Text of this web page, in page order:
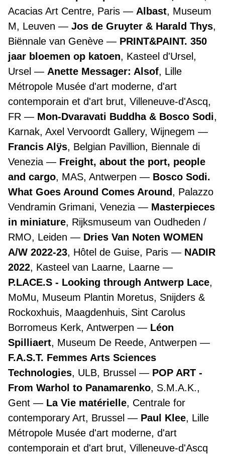
Acacias Art Centre, Paris
Albast, Museum
M, Leuven
Jos de Gruyter & Harald Thys,
Biënnale van Genève
PRINT&PAINT. 350
jaar bloemen op katoen, Kasteel d'Ursel,
Ursel
Anette Messager: Alsof, Lille
Métropole Musée d'art moderne, d'art
contemporain et d'art brut, Villeneuve-d'Ascq,
FR
Mon-Dvaravati Buddha & Bosco Sodi,
Karnak, Axel Vervoordt Gallery, Wijnegem
Francis Alÿs, Belgian Pavillion, Biennale di
Venezia
Freight, about the port, people
and cargo, MAS, Antwerpen
Bosco Sodi.
What Goes Around Comes Around, Palazzo
Vendramin Grimani, Venezia
Masterpieces
in miniature, Rijksmuseum van Oudheden /
RMO, Leiden
Dries Van Noten WOMEN
A/W 2022-23, Hôtel de Guise, Paris
NADIR
2022, Kasteel van Laarne, Laarne
P.LACE.S - Looking through Antwerp Lace,
MoMu, Museum Plantin Moretus, Snijders &
Rockoxhuis, Maagdenhuis, Sint Carolus
Borromeus Kerk, Antwerpen
Léon
Spilliaert, Museum De Reede, Antwerpen
F.A.S.T. Femmes Arts Sciences
Technologies, ULB, Brussel
POP ART -
From Warhol to Panamarenko, S.M.A.K.,
Gent
La Vie matérielle, Centrale for
contemporary Art, Brussel
Paul Klee, Lille
Métropole Musée d'art moderne, d'art
contemporain et d'art brut, Villeneuve-d'Ascq